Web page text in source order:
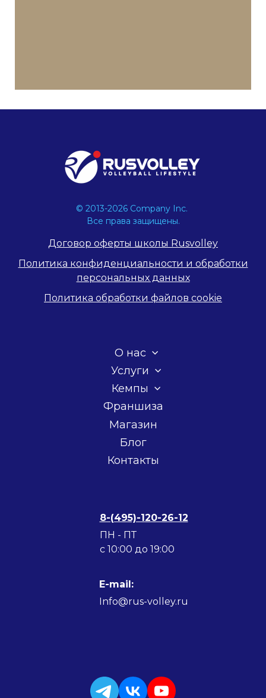
© 2013-2026 Company Inc.
Все права защищены.
Договор оферты школы Rusvolley
Политика конфиденциальности и обработки
персональных данных
Политика обработки файлов cookie
О нас
Услуги
Кемпы
Франшиза
Магазин
Блог
Контакты
8-(495)-120-26-12
ПН - ПТ
c 10:00 до 19:00
E-mail:
Info@rus-volley.ru